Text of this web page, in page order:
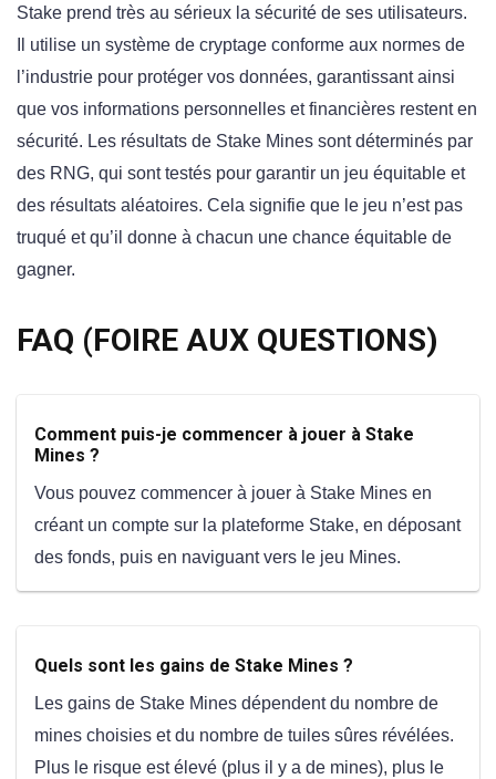
Stake prend très au sérieux la sécurité de ses utilisateurs.
Il utilise un système de cryptage conforme aux normes de
l’industrie pour protéger vos données, garantissant ainsi
que vos informations personnelles et financières restent en
sécurité. Les résultats de Stake Mines sont déterminés par
des RNG, qui sont testés pour garantir un jeu équitable et
des résultats aléatoires. Cela signifie que le jeu n’est pas
truqué et qu’il donne à chacun une chance équitable de
gagner.
FAQ (FOIRE AUX QUESTIONS)
Comment puis-je commencer à jouer à Stake
Mines ?
Vous pouvez commencer à jouer à Stake Mines en
créant un compte sur la plateforme Stake, en déposant
des fonds, puis en naviguant vers le jeu Mines.
Quels sont les gains de Stake Mines ?
Les gains de Stake Mines dépendent du nombre de
mines choisies et du nombre de tuiles sûres révélées.
Plus le risque est élevé (plus il y a de mines), plus le